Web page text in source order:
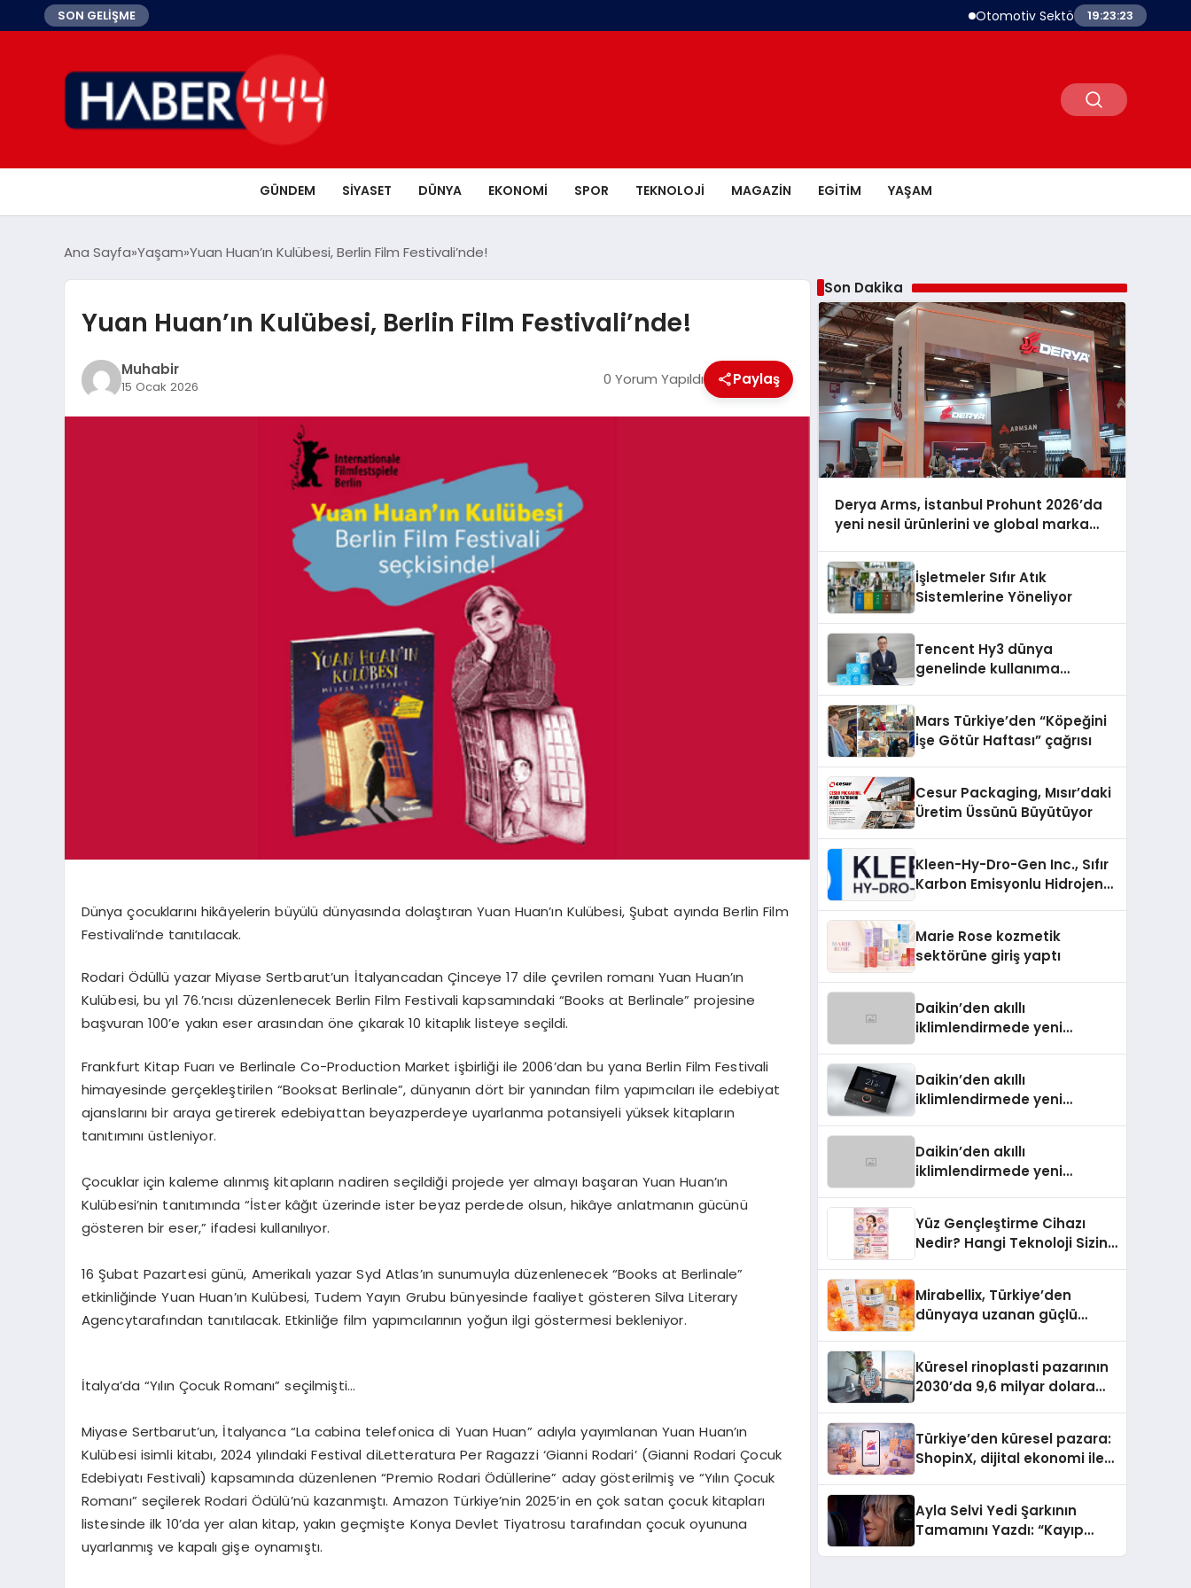
SON GELİŞME Otomotiv Sektörü Temmuz19:23:24
GÜNDEM SIYASET DÜNYA EKONOMI SPOR TEKNOLOJI MAGAZIN EGITIM YAŞAM
Ana Sayfa Yaşam Yuan Huan’ın Kulübesi, Berlin Film Festivali’nde!
Yuan Huan’ın Kulübesi, Berlin Film Festivali’nde!
Muhabir
15 Ocak 2026 0 Yorum Yapıldı Paylaş
Dünya çocuklarını hikâyelerin büyülü dünyasında dolaştıran Yuan Huan’ın Kulübesi, Şubat ayında Berlin Film
Festivali’nde tanıtılacak.
Rodari Ödüllü yazar Miyase Sertbarut’un İtalyancadan Çinceye 17 dile çevrilen romanı Yuan Huan’ın
Kulübesi, bu yıl 76.’ncısı düzenlenecek Berlin Film Festivali kapsamındaki “Books at Berlinale” projesine
başvuran 100’e yakın eser arasından öne çıkarak 10 kitaplık listeye seçildi.
Frankfurt Kitap Fuarı ve Berlinale Co-Production Market işbirliği ile 2006’dan bu yana Berlin Film Festivali
himayesinde gerçekleştirilen “Booksat Berlinale”, dünyanın dört bir yanından film yapımcıları ile edebiyat
ajanslarını bir araya getirerek edebiyattan beyazperdeye uyarlanma potansiyeli yüksek kitapların
tanıtımını üstleniyor.
Çocuklar için kaleme alınmış kitapların nadiren seçildiği projede yer almayı başaran Yuan Huan’ın
Kulübesi’nin tanıtımında“İster kâğıt üzerinde ister beyaz perdede olsun, hikâye anlatmanın gücünü
gösteren bir eser,” ifadesi kullanılıyor.
16 Şubat Pazartesi günü, Amerikalı yazarSyd Atlas’ın sunumuyla düzenlenecek “Books at Berlinale”
etkinliğinde Yuan Huan’ın Kulübesi, Tudem Yayın Grubu bünyesinde faaliyet gösteren Silva Literary
Agencytarafından tanıtılacak. Etkinliğe film yapımcılarının yoğun ilgi göstermesi bekleniyor.
İtalya’da “Yılın Çocuk Romanı” seçilmişti…
Miyase Sertbarut’un, İtalyanca “Lacabina telefonica di Yuan Huan” adıyla yayımlanan Yuan Huan’ın
Kulübesi isimli kitabı, 2024 yılındaki FestivaldiLetteratura Per Ragazzi ‘Gianni Rodari’ (Gianni Rodari Çocuk
Edebiyatı Festivali) kapsamında düzenlenen “Premio Rodari Ödüllerine” aday gösterilmiş ve “Yılın Çocuk
Romanı” seçilerek Rodari Ödülü’nü kazanmıştı. Amazon Türkiye’nin 2025’in en çok satan çocuk kitapları
listesinde ilk 10’da yer alan kitap, yakın geçmişte Konya Devlet Tiyatrosu tarafından çocuk oyununa
uyarlanmış ve kapalı gişe oynamıştı.
Son Dakika
Derya Arms, İstanbul Prohunt 2026’da
yeni nesil ürünlerini ve global marka
İşletmeler Sıfır Atık
Sistemlerine Yöneliyor
Tencent Hy3 dünya
genelinde kullanıma
Mars Türkiye’den “Köpeğini
İşe Götür Haftası” çağrısı
Cesur Packaging, Mısır’daki
Üretim Üssünü Büyütüyor
Kleen-Hy-Dro-Gen Inc., Sıfır
Karbon Emisyonlu Hidrojen
Aldı
Marie Rose kozmetik
sektörüne giriş yaptı
Daikin’den akıllı
iklimlendirmede yeni
Daikin’den akıllı
iklimlendirmede yeni
Daikin’den akıllı
iklimlendirmede yeni
Yüz Gençleştirme Cihazı
Nedir? Hangi Teknoloji Sizin
Mirabellix, Türkiye’den
dünyaya uzanan güçlü
Küresel rinoplasti pazarının
2030’da 9,6 milyar dolara
Türkiye’den küresel pazara:
ShopinX, dijital ekonomi ile
Ayla Selvi Yedi Şarkının
Tamamını Yazdı: “Kayıp